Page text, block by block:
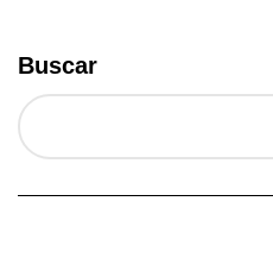
Buscar